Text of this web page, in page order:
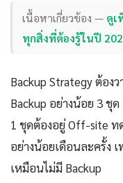
เนื้อหาเกี่ยวข้อง — ดูเ
ทุกสิ่งที่ต้องรู้ในปี
Backup Strategy ต้อง
Backup อย่างน้อย 3 ชุ
1 ชุดต้องอยู่ Off-site ท
อย่างน้อยเดือนละครั้ง
เหมือนไม่มี Backup